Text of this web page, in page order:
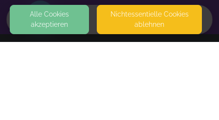
HOME
Alle Cookies
akzeptieren
Nicht­essentielle Cookies
ablehnen